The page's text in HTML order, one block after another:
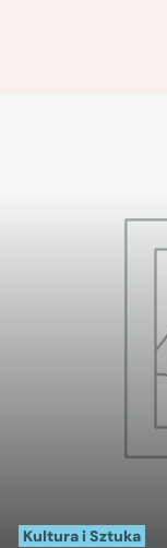
Kultura i Sztuka